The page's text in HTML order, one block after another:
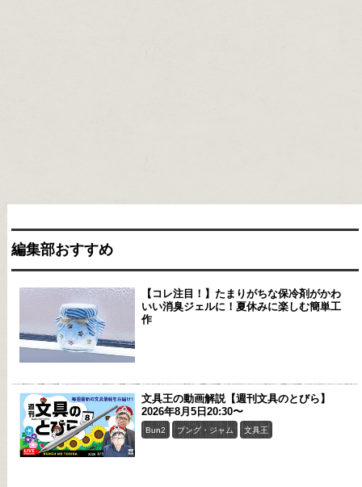
編集部おすすめ
【コレ注目！】たまりがちな保冷剤がかわ
いい消臭ジェルに！夏休みに楽しむ簡単工
作
文具王の動画解説【週刊文具のとびら】
2026年8月5日20:30〜
Bun2 ブング・ジャム 文具王